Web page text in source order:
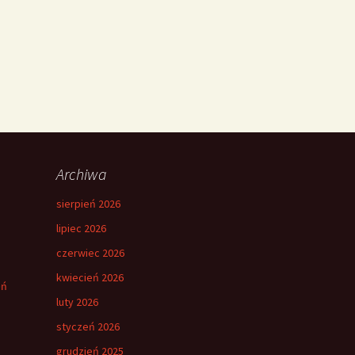
Archiwa
sierpień 2026
lipiec 2026
czerwiec 2026
kwiecień 2026
luty 2026
styczeń 2026
grudzień 2025